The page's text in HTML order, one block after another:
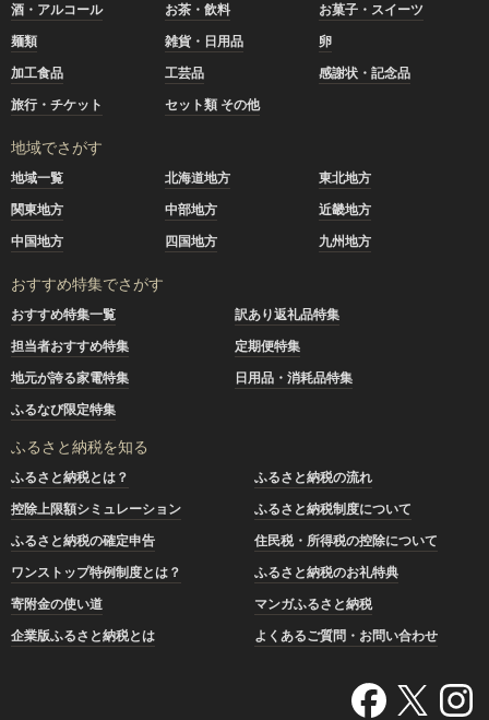
酒・アルコール
お茶・飲料
お菓子・スイーツ
麺類
雑貨・日用品
卵
加工食品
工芸品
感謝状・記念品
旅行・チケット
セット類 その他
地域でさがす
地域一覧 北海道地方
東北地方
関東地方
中部地方
近畿地方
中国地方
四国地方 九州地方
おすすめ特集でさがす
おすすめ特集一覧
訳あり返礼品特集
担当者おすすめ特集
定期便特集
地元が誇る家電特集
日用品・消耗品特集
ふるなび限定特集
ふるさと納税を知る
ふるさと納税とは？
ふるさと納税の流れ
控除上限額シミュレーション
ふるさと納税制度について
ふるさと納税の確定申告
住民税・所得税の控除について
ワンストップ特例制度とは？
ふるさと納税のお礼特典
寄附金の使い道
マンガふるさと納税
企業版ふるさと納税とは
よくあるご質問・お問い合わせ